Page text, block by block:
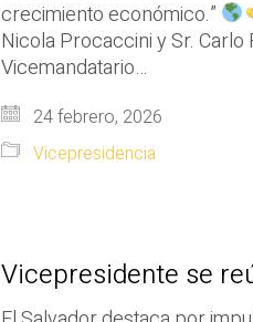
crecimiento económico.”
Nicola Procaccini y Sr. Carlo
Vicemandatario…
24 febrero, 2026
Vicepresidencia
Vicepresidente se